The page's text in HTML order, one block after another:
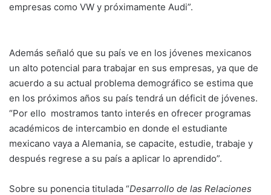
empresas como VW y próximamente Audi”.
Además señaló que su país ve en los jóvenes mexicanos
un alto potencial para trabajar en sus empresas, ya que de
acuerdo a su actual problema demográfico se estima que
en los próximos años su país tendrá un déficit de jóvenes.
“Por ello mostramos tanto interés en ofrecer programas
académicos de intercambio en donde el estudiante
mexicano vaya a Alemania, se capacite, estudie, trabaje y
después regrese a su país a aplicar lo aprendido”.
Sobre su ponencia titulada “Desarrollo de las Relaciones